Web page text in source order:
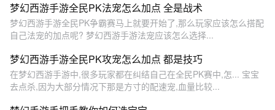
梦幻西游手游全民PK法宠怎么加点 全是战术
梦幻西游手游全民PK争霸赛马上就要开始了,那么玩家应该怎么搭配
自己法宠的加点呢? 梦幻西游手游法宠应该怎么选择...
梦幻西游手游全民PK攻宠怎么加点 都是技巧
在梦幻西游手游中,很多玩家都在纠结自己在全民PK赛中,怎... 宝宝
去点杀,因为大部分情况下那是方寸的配速宠,血量比较...